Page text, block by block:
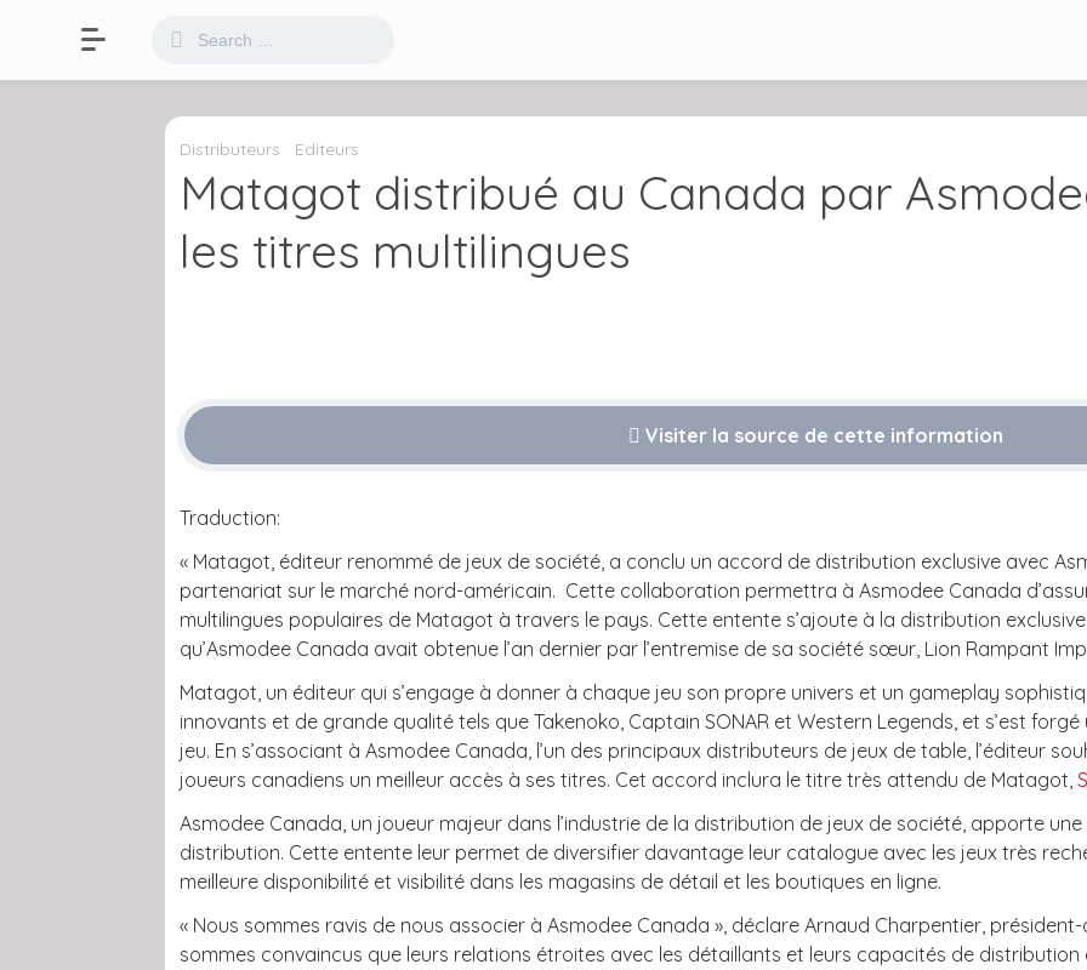
Distributeurs Editeurs
Matagot distribué au Canada par
les titres multilingues
Visiter la source de cette information
Traduction:
« Matagot, éditeur renommé de jeux de société, a conclu un accord de distribution exclusive avec
partenariat sur le marché nord-américain. Cette collaboration permettra à Asmodee Canada
multilingues populaires de Matagot à travers le pays. Cette entente s’ajoute à la distribution
qu’Asmodee Canada avait obtenue l’an dernier par l’entremise de sa société sœur, Lion Rampant
Matagot, un éditeur qui s’engage à donner à chaque jeu son propre univers et un gameplay
innovants et de grande qualité tels que Takenoko, Captain SONAR et Western Legends, et s’est
jeu. En s’associant à Asmodee Canada, l’un des principaux distributeurs de jeux de table, l’éditeur
joueurs canadiens un meilleur accès à ses titres. Cet accord inclura le titre très attendu de Matagot,
Asmodee Canada, un joueur majeur dans l’industrie de la distribution de jeux de société, apporte
distribution. Cette entente leur permet de diversifier davantage leur catalogue avec les jeux très
meilleure disponibilité et visibilité dans les magasins de détail et les boutiques en ligne.
« Nous sommes ravis de nous associer à Asmodee Canada », déclare Arnaud Charpentier,
sommes convaincus que leurs relations étroites avec les détaillants et leurs capacités de